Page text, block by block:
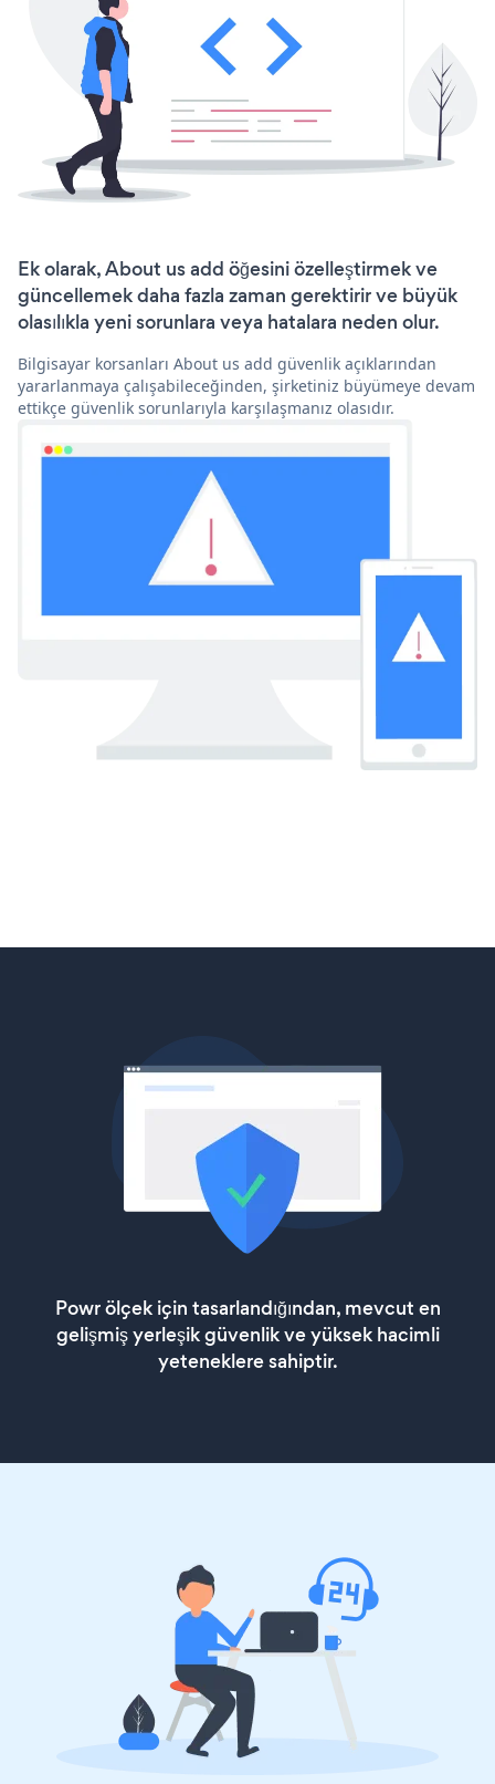
Ek olarak, About us add öğesini özelleştirmek ve
güncellemek daha fazla zaman gerektirir ve büyük
olasılıkla yeni sorunlara veya hatalara neden olur.
Bilgisayar korsanları About us add güvenlik açıklarından
yararlanmaya çalışabileceğinden, şirketiniz büyümeye devam
ettikçe güvenlik sorunlarıyla karşılaşmanız olasıdır.
Powr ölçek için tasarlandığından, mevcut en
gelişmiş yerleşik güvenlik ve yüksek hacimli
yeteneklere sahiptir.